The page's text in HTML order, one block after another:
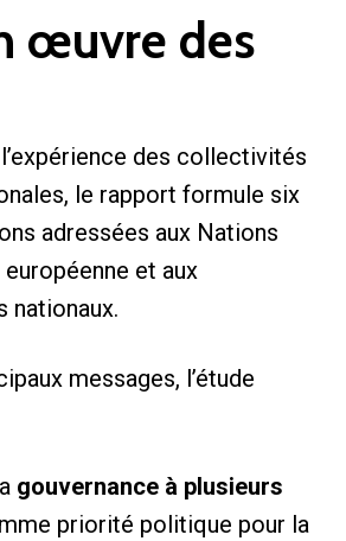
œuvre des
l’expérience des collectivités
le rapport formule six
adressées aux Nations
européenne et aux
nationaux.
messages, l’étude
gouvernance à plusieurs
priorité politique pour la